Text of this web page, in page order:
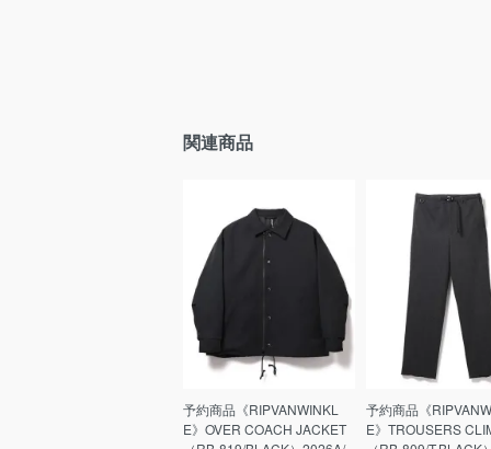
関連商品
予約商品《RIPVANWINKL
E》OVER COACH JACKET
予約商品《
E》TROUSERS